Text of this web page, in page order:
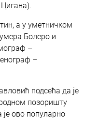
а у уметничком
Болеро и
–
–
подсећа да је
позоришту
ово популарно